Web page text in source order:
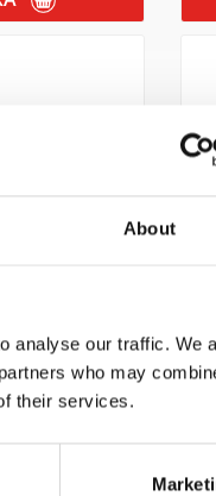
About
analyse our traffic. We
who may
their services.
szt.
po 10 szt.